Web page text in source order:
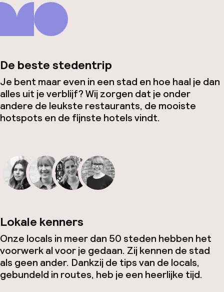
De beste stedentrip
Je bent maar even in een stad en hoe haal je dan
alles uit je verblijf? Wij zorgen dat je onder
andere de leukste restaurants, de mooiste
hotspots en de fijnste hotels vindt.
Lokale kenners
Onze locals in meer dan 50 steden hebben het
voorwerk al voor je gedaan. Zij kennen de stad
als geen ander. Dankzij de tips van de locals,
gebundeld in routes, heb je een heerlijke tijd.